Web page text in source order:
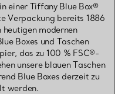
einer Tiffany Blue Box®
Verpackung bereits 1886
modernen
Boxes und Taschen
das zu 100 % FSC®-
unsere blauen Taschen
Blue Boxes derzeit zu
werden.